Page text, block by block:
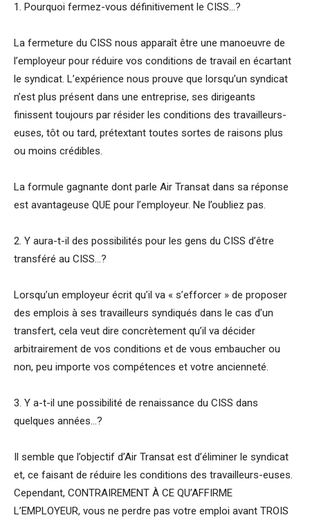
1. Pourquoi fermez-vous définitivement le CISS…?
La fermeture du CISS nous apparaît être une manoeuvre de
l’employeur pour réduire vos conditions de travail en écartant
le syndicat. L’expérience nous prouve que lorsqu’un syndicat
n’est plus présent dans une entreprise, ses dirigeants
finissent toujours par résider les conditions des travailleurs-
euses, tôt ou tard, prétextant toutes sortes de raisons plus
ou moins crédibles.
La formule gagnante dont parle Air Transat dans sa réponse
est avantageuse QUE pour l’employeur. Ne l’oubliez pas.
2. Y aura-t-il des possibilités pour les gens du CISS d’être
transféré au CISS…?
Lorsqu’un employeur écrit qu’il va « s’efforcer » de proposer
des emplois à ses travailleurs syndiqués dans le cas d’un
transfert, cela veut dire concrètement qu’il va décider
arbitrairement de vos conditions et de vous embaucher ou
non, peu importe vos compétences et votre ancienneté.
3. Y a-t-il une possibilité de renaissance du CISS dans
quelques années…?
Il semble que l’objectif d’Air Transat est d’éliminer le syndicat
et, ce faisant de réduire les conditions des travailleurs-euses.
Cependant, CONTRAIREMENT À CE QU’AFFIRME
L’EMPLOYEUR, vous ne perdre pas votre emploi avant TROIS